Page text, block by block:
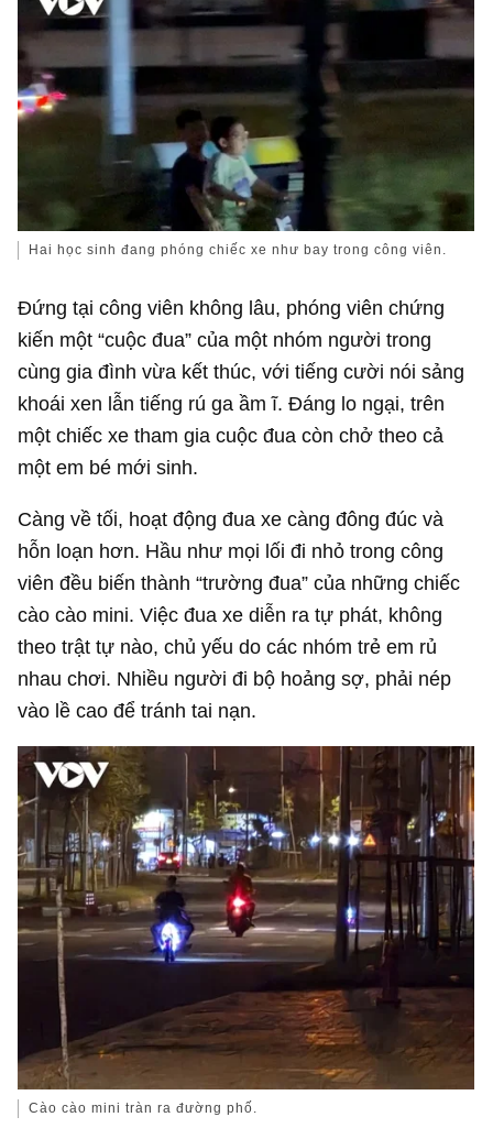
Hai học sinh đang phóng chiếc xe như bay trong công viên.
Đứng tại công viên không lâu, phóng viên chứng
kiến một “cuộc đua” của một nhóm người trong
cùng gia đình vừa kết thúc, với tiếng cười nói sảng
khoái xen lẫn tiếng rú ga ầm ĩ. Đáng lo ngại, trên
một chiếc xe tham gia cuộc đua còn chở theo cả
một em bé mới sinh.
Càng về tối, hoạt động đua xe càng đông đúc và
hỗn loạn hơn. Hầu như mọi lối đi nhỏ trong công
viên đều biến thành “trường đua” của những chiếc
cào cào mini. Việc đua xe diễn ra tự phát, không
theo trật tự nào, chủ yếu do các nhóm trẻ em rủ
nhau chơi. Nhiều người đi bộ hoảng sợ, phải nép
vào lề cao để tránh tai nạn.
Cào cào mini tràn ra đường phố.